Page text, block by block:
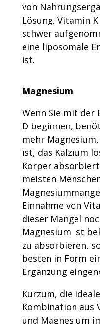
von
Lösung. Vitamin
schwer
eine liposomale
ist.
Magnesium
Wenn Sie mit der
D beginnen,
mehr
ist, das Kalzium
Körper
meisten
Einnahme von
dieser Mangel
Magnesium ist
zu absorbieren,
besten in Form
Ergänzung
Kurzum, die
Kombination aus
und Magnesium